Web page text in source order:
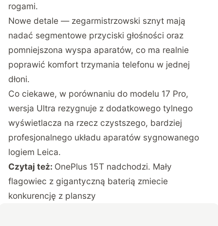
rogami.
Nowe detale — zegarmistrzowski sznyt mają
nadać segmentowe przyciski głośności oraz
pomniejszona wyspa aparatów, co ma realnie
poprawić komfort trzymania telefonu w jednej
dłoni.
Co ciekawe, w porównaniu do modelu 17 Pro,
wersja Ultra rezygnuje z dodatkowego tylnego
wyświetlacza na rzecz czystszego, bardziej
profesjonalnego układu aparatów sygnowanego
logiem Leica.
Czytaj też: OnePlus 15T nadchodzi. Mały
flagowiec z gigantyczną baterią zmiecie
konkurencję z planszy